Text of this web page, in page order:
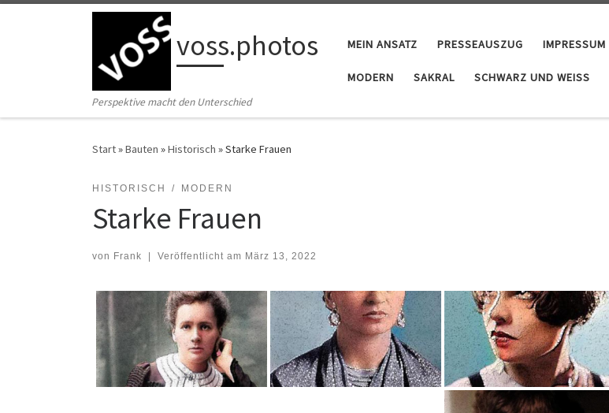
voss.photos
Perspektive macht den Unterschied
MEIN ANSATZ PRESSEAUSZUG IMPRESSUM
MODERN SAKRAL SCHWARZ UND WEISS
Start»Bauten »Historisch »Starke Frauen
HISTORISCH MODERN
Starke Frauen
von Frank Veröffentlicht am März 13, 2022